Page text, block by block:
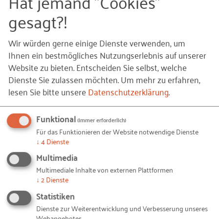
warum?
Das Verbesserungsdilemma: In komplexen
Systemen führt Arbeit an einzelnen Teilen
nicht zur Verbesserung des Ganzen. Was hilft
heute, was hilft morgen?
Employability: Ältere Mitarbeiter haben im
Vergleich zur Generation Y andere Fähigkeiten.
Wie gehen Sie als Führungskraft mit diesem
Wissen um?
Internetplattformen wickeln Geschäfte in
Milliardengröße und mit steigender Tendenz
ab. Ist Ihr Geschäftsmodell über eine
Internetplattform angreifbar oder kann es
ersetzt werden?
Die Spieldauer beträgt etwa drei Stunden. Am
gesagt?!
Wir würden gerne einige Dienste verwenden, um
Ihnen ein bestmögliches Nutzungserlebnis auf unserer
Website zu bieten. Entscheiden Sie selbst, welche
Dienste Sie zulassen möchten.Um mehr zu erfahren,
lesen Sie bitte unsereDatenschutzerklärung.
Funktional(immer erforderlich)
Für das Funktionieren der Website notwendige Dienste
↓ 4Dienste
Multimedia
Multimediale Inhalte von externen Plattformen
↓ 2Dienste
Statistiken
Dienste zur Weiterentwicklung und Verbesserung unseres